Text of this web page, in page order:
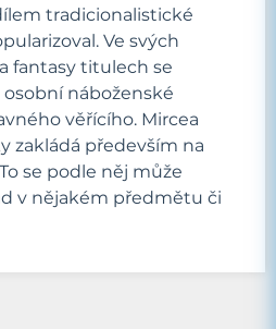
tradicionalistické
Ve svých
fantasy titulech se
náboženské
věřícího. Mircea
zakládá především na
se podle něj může
v nějakém předmětu či